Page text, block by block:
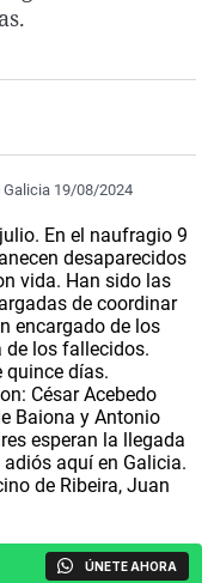
País Vasco
Galicia 19/08/2024
. En el naufragio 9
desaparecidos
vida. Han sido las
de coordinar
encargado de los
los fallecidos.
quince días.
César Acebedo
Baiona y Antonio
esperan la llegada
aquí en Galicia.
de Ribeira, Juan
ÚNETE AHORA